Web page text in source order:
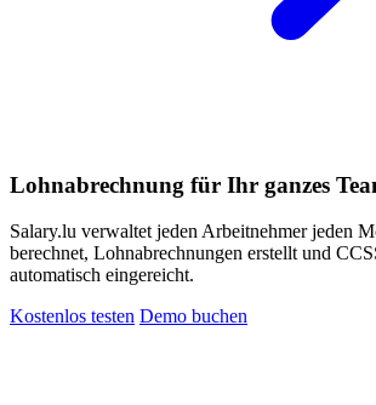
Lohnabrechnung für Ihr ganzes
Salary.lu verwaltet jeden Arbeitnehmer jeden
berechnet, Lohnabrechnungen erstellt und
automatisch eingereicht.
Kostenlos testen Demo buchen